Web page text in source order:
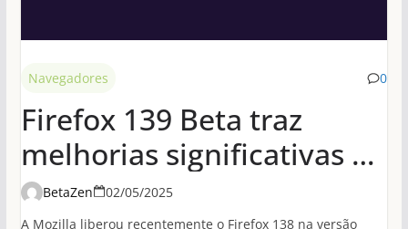
Navegadores 0
Firefox 139 Beta traz
melhorias significativas de
desempenho em
BetaZen
02/05/2025
A Mozilla liberou recentemente o Firefox 138 na versão